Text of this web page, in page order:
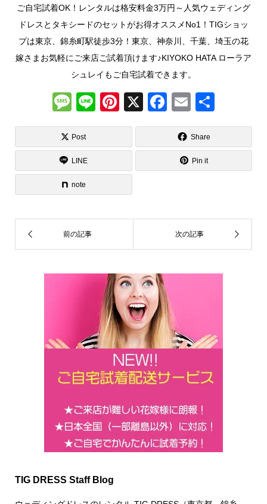
ご自宅試着OK！レンタルは格安料金3万円～人気ウェディング
ドレスとタキシードのセットがお得オススメNo1！TIGショッ
プは東京、錦糸町駅徒歩3分！東京、神奈川、千葉、埼玉の花
嫁さまお気軽にご来店ご試着頂けます♪KIYOKO HATA ローラア
シュレイもご自宅試着できます。
M
e
ss
a
g
e
Li
n
Pi
nt
st
X F
a
c
e
b
o
k
E
m
ail
有
Post Share
LINE Pin it
note
TIG DRESS Staff Blog